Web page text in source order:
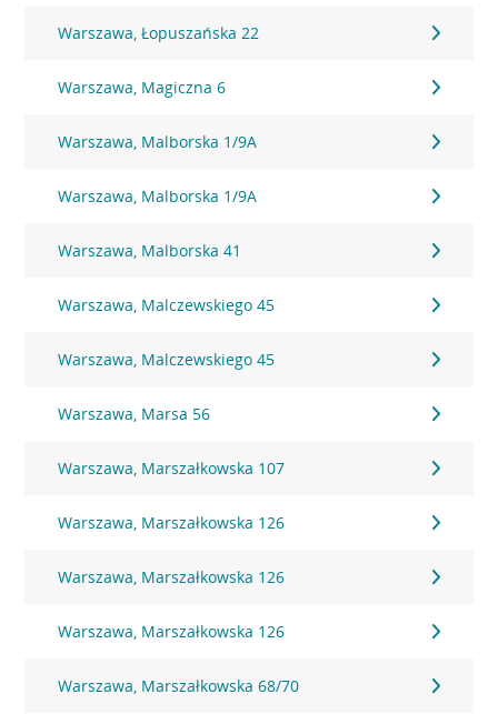
Warszawa, Łopuszańska 22
Warszawa, Magiczna 6
Warszawa, Malborska 1/9A
Warszawa, Malborska 1/9A
Warszawa, Malborska 41
Warszawa, Malczewskiego 45
Warszawa, Malczewskiego 45
Warszawa, Marsa 56
Warszawa, Marszałkowska 107
Warszawa, Marszałkowska 126
Warszawa, Marszałkowska 126
Warszawa, Marszałkowska 126
Warszawa, Marszałkowska 68/70